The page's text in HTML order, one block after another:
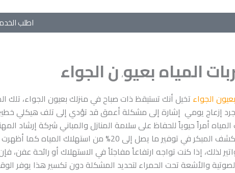
اطلب
المياه بعيو، ن الجواء
الجواء تخيل أنك تستيقظ ذات صباح في منزلك بعيون الجواء، تلك
إزعاج يومي إشارة إلى مشكلة أعمق قد تؤدي إلى تلف هيكلي خطير
أمراً حيوياً للحفاظ على سلامة المنازل والمباني شركة
بالإضافة إلى ذلك، يساهم الكشف المبكر في
لذلك، إذا كنت تواجه ارتفاعاً مفاجئاً في الاستهلاك أو رائحة
والأشعة تحت الحمراء لتحديد المشكلة دون تكسير هذا يوفر